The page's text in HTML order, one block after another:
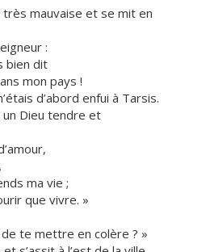
mauvaise et se mit en
:
bien dit
mon pays !
d’abord enfui à Tarsis.
un Dieu tendre et
ma vie ;
que vivre. »
te mettre en colère ? »